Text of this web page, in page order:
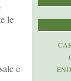
le
e